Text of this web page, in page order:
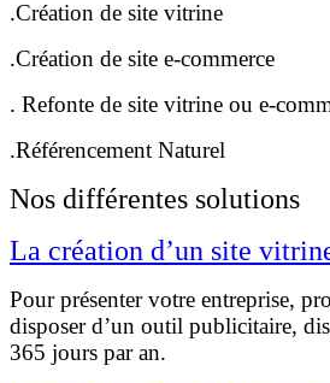
.Création de site vitrine
.Création de site e-commerce
. Refonte de site vitrine ou e-
.Référencement Naturel
Nos différentes solutions
La création d’un site
Pour présenter votre entreprise,
disposer d’un outil publicitaire,
365 jours par an.